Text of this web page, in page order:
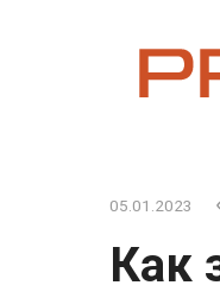
05.01.2023
Как